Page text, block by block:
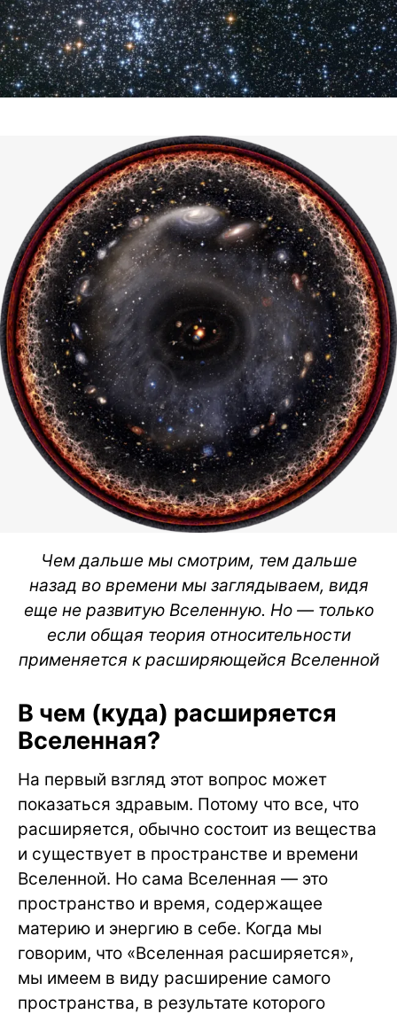
Чем дальше мы смотрим, тем дальше
назад во времени мы заглядываем, видя
еще не развитую Вселенную. Но — только
если общая теория относительности
применяется к расширяющейся Вселенной
В чем (куда) расширяется
Вселенная?
На первый взгляд этот вопрос может
показаться здравым. Потому что все, что
расширяется, обычно состоит из вещества
и существует в пространстве и времени
Вселенной. Но сама Вселенная — это
пространство и время, содержащее
материю и энергию в себе. Когда мы
говорим, что «Вселенная расширяется»,
мы имеем в виду расширение самого
пространства, в результате которого